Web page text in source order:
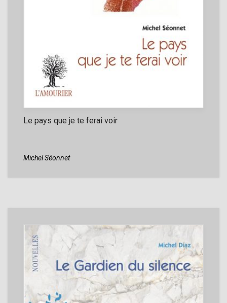
Le pays que je te ferai voir
Michel Séonnet